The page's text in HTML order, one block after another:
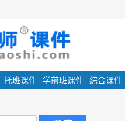
托班课件 学前班课件
综合课件